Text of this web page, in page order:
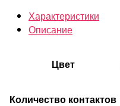
Характеристики
Описание
Цвет
Количество контактов